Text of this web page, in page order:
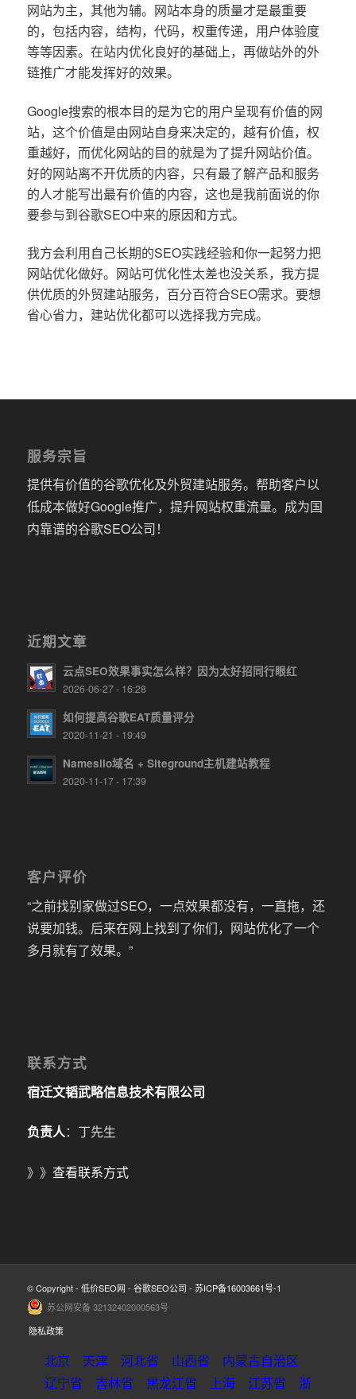
网站为主，其他为辅。网站本身的质量才是最重要
的，包括内容，结构，代码，权重传递，用户体验度
等等因素。在站内优化良好的基础上，再做站外的外
链推广才能发挥好的效果。
Google搜索的根本目的是为它的用户呈现有价值的网
站，这个价值是由网站自身来决定的，越有价值，权
重越好，而优化网站的目的就是为了提升网站价值。
好的网站离不开优质的内容，只有最了解产品和服务
的人才能写出最有价值的内容，这也是我前面说的你
要参与到谷歌SEO中来的原因和方式。
我方会利用自己长期的SEO实践经验和你一起努力把
网站优化做好。网站可优化性太差也没关系，我方提
供优质的外贸建站服务，百分百符合SEO需求。要想
省心省力，建站优化都可以选择我方完成。
服务宗旨
提供有价值的谷歌优化及外贸建站服务。帮助客户以
低成本做好Google推广，提升网站权重流量。成为国
内靠谱的谷歌SEO公司！
近期文章
云点SEO效果事实怎么样？因为太好招同行眼红
2026-06-27 - 16:28
如何提高谷歌EAT质量评分
2020-11-21 - 19:49
Namesilo域名 + Siteground主机建站教程
2020-11-17 - 17:39
客户评价
“之前找别家做过SEO，一点效果都没有，一直拖，还
说要加钱。后来在网上找到了你们，网站优化了一个
多月就有了效果。”
联系方式
宿迁文韬武略信息技术有限公司
负责人：丁先生
》》 查看联系方式
© Copyright - 低价SEO网 - 谷歌SEO公司 - 苏ICP备16003661号-1
苏公网安备 32132402000563号
隐私政策
北京 天津 河北省 山西省
内蒙古自治区
辽宁省
吉林省 黑龙江省 上海 江苏省
浙